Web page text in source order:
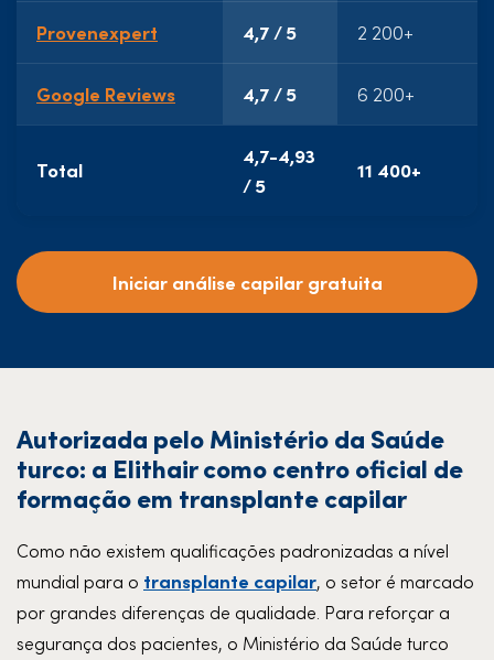
Provenexpert 4,7 / 5 2 200+
Google Reviews 4,7 / 5 6 200+
Total
4,7-4,93
/ 5
11 400+
Iniciar análise capilar gratuita
Autorizada pelo Ministério da Saúde
turco: a Elithair como centro oficial de
formação em transplante capilar
Como não existem qualificações padronizadas a nível
mundial para o transplante capilar, o setor é marcado
por grandes diferenças de qualidade. Para reforçar a
segurança dos pacientes, o Ministério da Saúde turco